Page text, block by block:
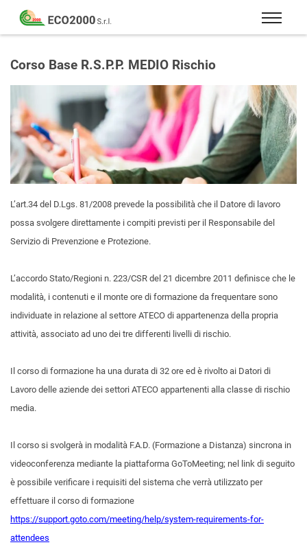
Eco
2000
Formazione
consulenza
la
sicurezza
sul
lavoro
–
81/08
Corso Base R.S.P.P. MEDIO Rischio
L’art.34 del D.Lgs. 81/2008 prevede la possibilità che il Datore di lavoro
possa svolgere direttamente i compiti previsti per il Responsabile del
Servizio di Prevenzione e Protezione.
L’accordo Stato/Regioni n. 223/CSR del 21 dicembre 2011 definisce che le
modalità, i contenuti e il monte ore di formazione da frequentare sono
individuate in relazione al settore ATECO di appartenenza della propria
attività, associato ad uno dei tre differenti livelli di rischio.
Il corso di formazione ha una durata di 32 ore ed è rivolto ai Datori di
Lavoro delle aziende dei settori ATECO appartenenti alla classe di rischio
media.
Il corso si svolgerà in modalità F.A.D. (Formazione a Distanza) sincrona in
videoconferenza mediante la piattaforma GoToMeeting; nel link di seguito
è possibile verificare i requisiti del sistema che verrà utilizzato per
effettuare il corso di formazione
https://support.goto.com/meeting/help/system-requirements-for-
attendees